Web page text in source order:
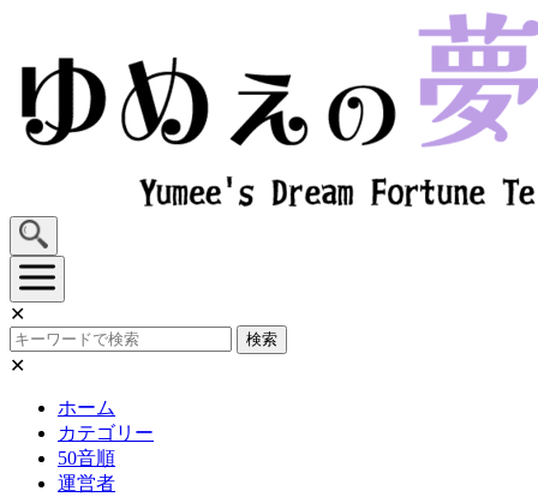
content
✕
検索
✕
ホーム
カテゴリー
50音順
運営者